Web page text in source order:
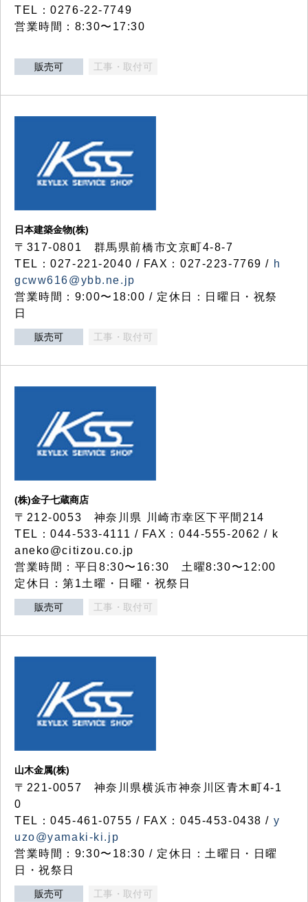
TEL：0276-22-7749
営業時間：8:30〜17:30
販売可 工事・取付可
日本建築金物(株)
〒317‐0801 群馬県前橋市文京町4-8-7
TEL：027-221-2040 / FAX：027-223-7769 / h
gcww616@ybb.ne.jp
営業時間：9:00〜18:00 / 定休日：日曜日・祝祭
日
販売可 工事・取付可
(株)金子七蔵商店
〒212-0053 神奈川県 川崎市幸区下平間214
TEL：044-533-4111 / FAX：044-555-2062 / k
aneko@citizou.co.jp
営業時間：平日8:30〜16:30 土曜8:30〜12:00
定休日：第1土曜・日曜・祝祭日
販売可 工事・取付可
山木金属(株)
〒221-0057 神奈川県横浜市神奈川区青木町4-1
0
TEL：045-461-0755 / FAX：045-453-0438 / y
uzo@yamaki-ki.jp
営業時間：9:30〜18:30 / 定休日：土曜日・日曜
日・祝祭日
販売可 工事・取付可